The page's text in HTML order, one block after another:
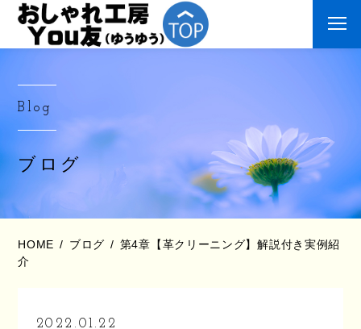
Blog
ブログ
HOME ブログ
第4章【革クリーニング】解説付き実例紹
介
2022.01.22